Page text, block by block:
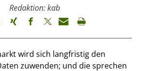
Redaktion: kab
wird sich langfristig den
zuwenden; und die sprechen